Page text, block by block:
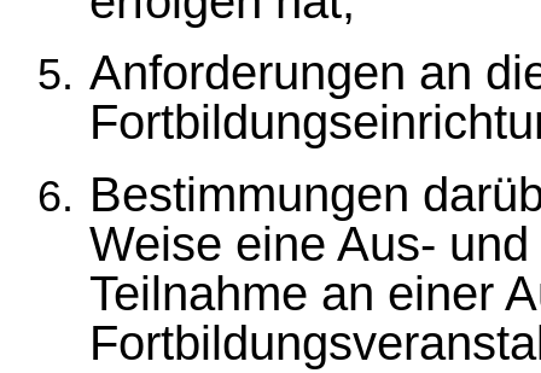
Anforderungen an
Bestimmungen
Weise eine Aus-
Teilnahme an einer